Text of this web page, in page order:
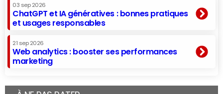
03 sep 2026
ChatGPT et IA génératives : bonnes pratiques
et usages responsables
21 sep 2026
Web analytics : booster ses performances
marketing